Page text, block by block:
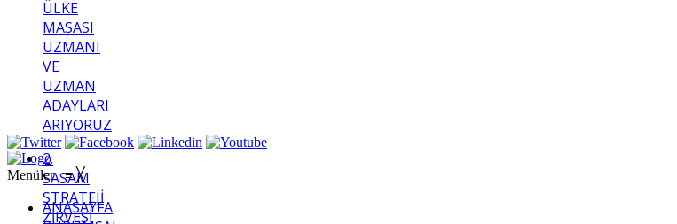
ÜLKE
MASASI
UZMANI
VE
UZMAN
ADAYLARI
ARIYORUZ
2.
SASAM
STRATEJİ
ZİRVESİ
Menüler≡ ╳
ANASAYFA